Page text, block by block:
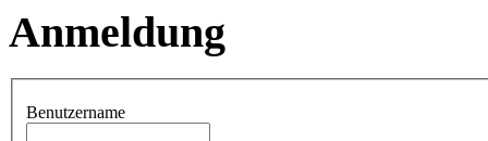
Anmeldung
Benutzername